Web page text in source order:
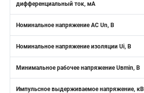
дифференциальный ток, мА
Номинальное напряжение АС Un, В
Номинальное напряжение изоляции Ui, В
Минимальное рабочее напряжение Uвmin, B
Импульсное выдерживаемое напряжение, кВ